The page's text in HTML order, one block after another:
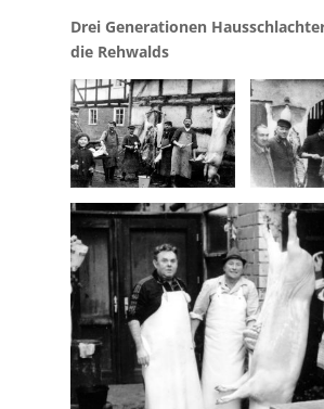
Drei Generationen
die Rehwalds